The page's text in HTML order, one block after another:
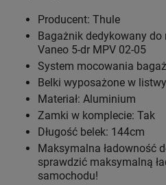
Producent: Thule
Bagażnik dedykowany do
Vaneo 5-dr MPV 02-05
System mocowania
Belki wyposażone w
Materiał: Aluminium
Zamki w komplecie: Tak
Długość belek: 144cm
Maksymalna ładowność
sprawdzić maksymalną
samochodu!